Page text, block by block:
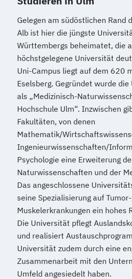
Gelegen am südöstlichen Rand
Alb ist hier die jüngste
Württembergs beheimatet, die
höchstgelegene Universität
Uni-Campus liegt auf dem 620
Eselsberg. Gegründet wurde
als „Medizinisch-
Hochschule Ulm“. Inzwischen
Fakultäten, von denen
Mathematik/
Ingenieurwissenschaften/
Psychologie eine Erweiterung
Naturwissenschaften und der
Das angeschlossene
seine Spezialisierung auf
Muskelerkrankungen ein hohes
Die Universität pflegt
und realisiert
Universität zudem durch eine
Zusammenarbeit mit den
Umfeld angesiedelt haben.